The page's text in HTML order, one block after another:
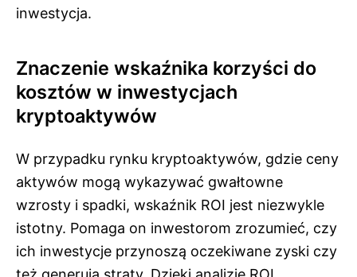
inwestycja.
Znaczenie wskaźnika korzyści do
kosztów w inwestycjach
kryptoaktywów
W przypadku rynku kryptoaktywów, gdzie ceny
aktywów mogą wykazywać gwałtowne
wzrosty i spadki, wskaźnik ROI jest niezwykle
istotny. Pomaga on inwestorom zrozumieć, czy
ich inwestycje przynoszą oczekiwane zyski czy